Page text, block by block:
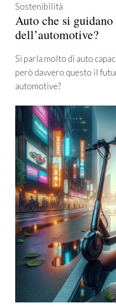
Sostenibilità
Auto che si
dell’automotive?
Si parla molto di auto
però davvero questo il
automotive?